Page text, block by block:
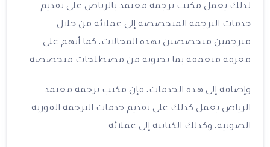
لذلك يعمل مكتب ترجمة معتمد بالرياض على تقديم
خدمات الترجمة المتخصصة إلى عملائه من خلال
مترجمين متخصصين بهذه المجالات، كما أنهم على
معرفة متعمقة بما تحتويه من مصطلحات متخصصة.
وإضافة إلى هذه الخدمات، فإن مكتب ترجمة معتمد
الرياض يعمل كذلك على تقديم خدمات الترجمة الفورية
الصوتية، وكذلك الكتابية إلى عملائه.